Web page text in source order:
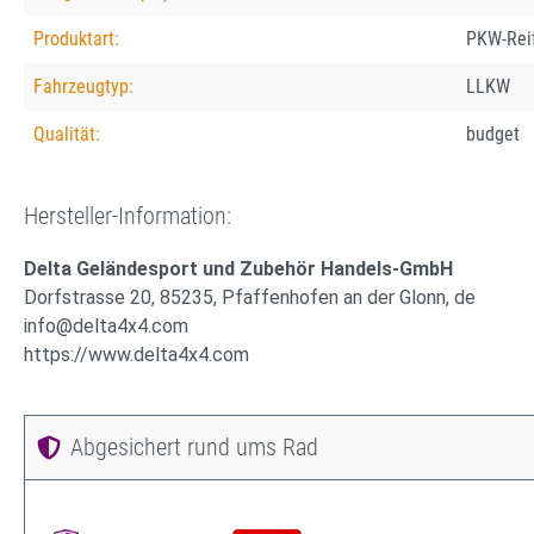
Produktart: PKW-
Fahrzeugtyp: LLKW
Qualität: budget
Hersteller-Information:
Delta Geländesport und Zubehör Handels-GmbH
Dorfstrasse 20, 85235, Pfaffenhofen an der Glonn, de
info@delta4x4.com
https://www.delta4x4.com
Abgesichert rund ums Rad